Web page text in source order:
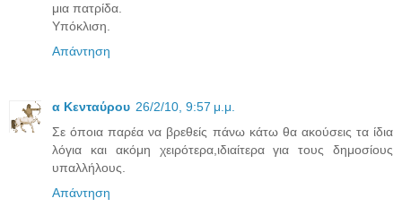
μια πατρίδα.
Υπόκλιση.
Απάντηση
α Κενταύρου 26/2/10, 9:57 μ.μ.
Σε όποια παρέα να βρεθείς πάνω κάτω θα ακούσεις τα ίδια
λόγια και ακόμη χειρότερα,ιδιαίτερα για τους δημοσίους
υπαλλήλους.
Απάντηση